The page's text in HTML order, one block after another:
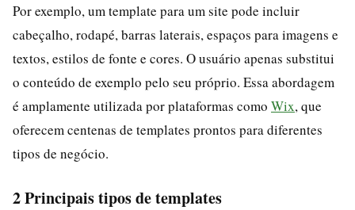
Por exemplo, um template para um site pode incluir
cabeçalho, rodapé, barras laterais, espaços para imagens e
textos, estilos de fonte e cores. O usuário apenas substitui
o conteúdo de exemplo pelo seu próprio. Essa abordagem
é amplamente utilizada por plataformas como Wix, que
oferecem centenas de templates prontos para diferentes
tipos de negócio.
2 Principais tipos de templates